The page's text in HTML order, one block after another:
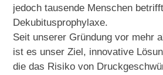
jedoch tausende Menschen
Dekubitusprophylaxe.
Seit unserer Gründung vor mehr
ist es unser Ziel, innovative
die das Risiko von